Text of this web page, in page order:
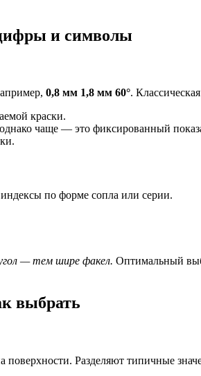
и символы
0,8 мм 1,8 мм 60°.
краски.
чаще — это фиксированный
по форме сопла или серии.
— тем шире факел. Оптимальный
выбрать
Разделяют типичные